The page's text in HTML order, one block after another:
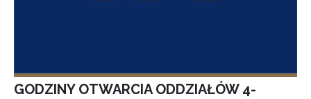
GODZINY OTWARCIA ODDZIAŁÓW 4-